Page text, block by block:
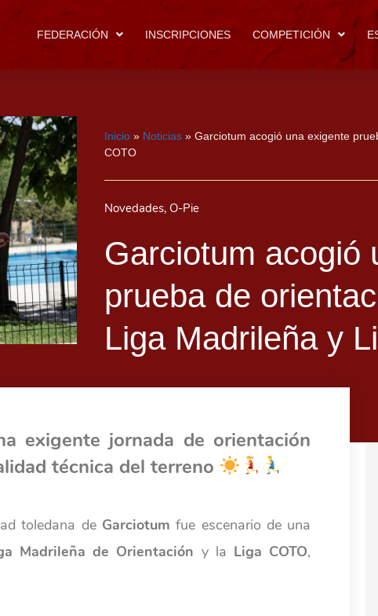
FEDERACIÓN INSCRIPCIONES COMPETICIÓN
Inicio » Noticias » Garciotum acogió una exigente
COTO
Novedades, O-Pie
Garciotum acogió
prueba de
Liga Madrileña y
exigente jornada de orientación
técnica del terreno
toledana de Garciotum fue escenario de una
Madrileña de Orientación y la Liga COTO,